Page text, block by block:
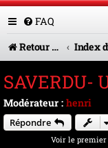
FAQ
Retour vers le site U.A.G.R.
SAVERDU-
Modérateur : henri
Répondre
Voir le premier